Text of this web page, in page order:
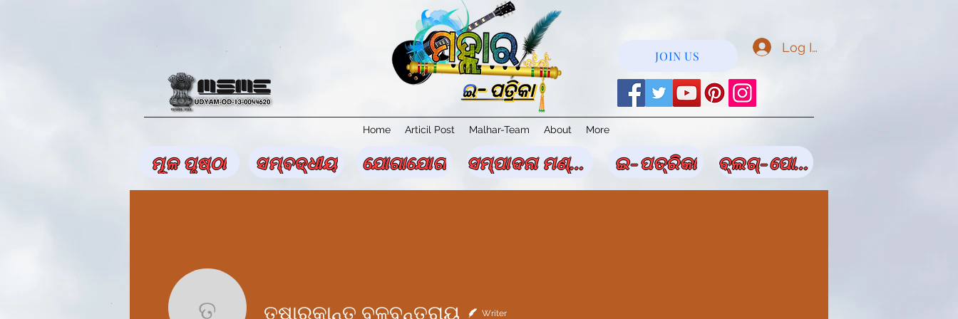
JOIN US
Log In
Home Articil Post Malhar-Team About More
ମୂଳ ପୃଷ୍ଠା ସମ୍ବଦ୍ଧୀୟ ଯୋଗାଯୋଗ ସମ୍ପାଦନା ମଣ୍ଡଳୀ ଇ-ପତ୍ରିକା ବ୍ଲଗ୍-ପୋଷ୍ଟ
ତୁଷାରକାନ୍ତ ବଳବନ୍ତରାୟ Writer